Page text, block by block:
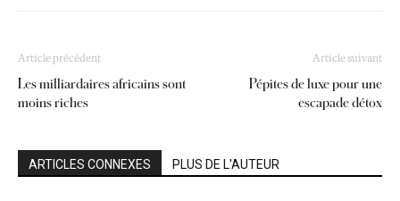
Article précédent
Les milliardaires africains sont
moins riches
Article suivant
Pépites de luxe pour une
escapade détox
ARTICLES CONNEXES PLUS DE L'AUTEUR